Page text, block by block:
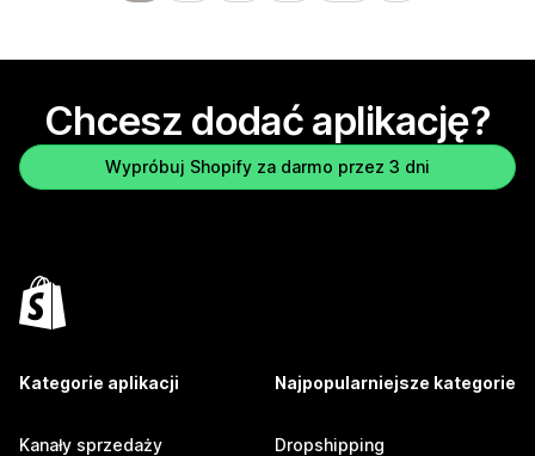
Chcesz dodać aplikację?
Wypróbuj Shopify za darmo przez 3 dni
Kategorie aplikacji
Kanały sprzedaży
Najpopularniejsze kategorie
Dropshipping